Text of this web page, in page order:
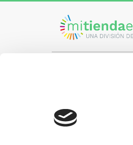
Visita nuestra
Metro: ¿Cómo
• Encants (L2) - a
• Glòries (L1) - a
• Sagrada